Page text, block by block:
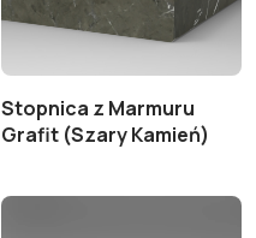
Stopnica z Marmuru
Grafit (Szary Kamień)